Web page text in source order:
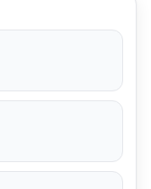
su Tre Lati
Mq 65 Piano
Elettrico e Stufa a